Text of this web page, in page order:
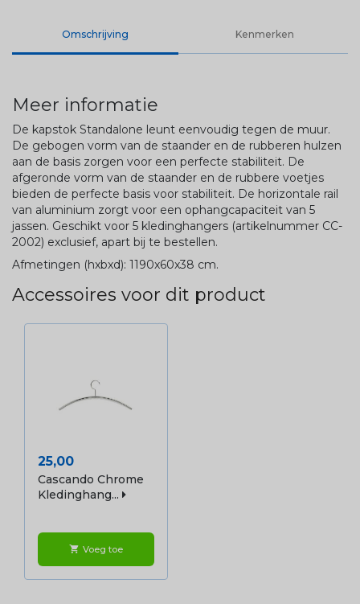
Omschrijving Kenmerken
Meer informatie
De kapstok Standalone leunt eenvoudig tegen de muur.
De gebogen vorm van de staander en de rubberen hulzen
aan de basis zorgen voor een perfecte stabiliteit. De
afgeronde vorm van de staander en de rubbere voetjes
bieden de perfecte basis voor stabiliteit. De horizontale rail
van aluminium zorgt voor een ophangcapaciteit van 5
jassen. Geschikt voor 5 kledinghangers (artikelnummer CC-
2002) exclusief, apart bij te bestellen.
Afmetingen (hxbxd): 1190x60x38 cm.
Accessoires voor dit product
Prijs
25,00
Cascando Chrome
Kledinghang...
shopping_cart Voeg toe